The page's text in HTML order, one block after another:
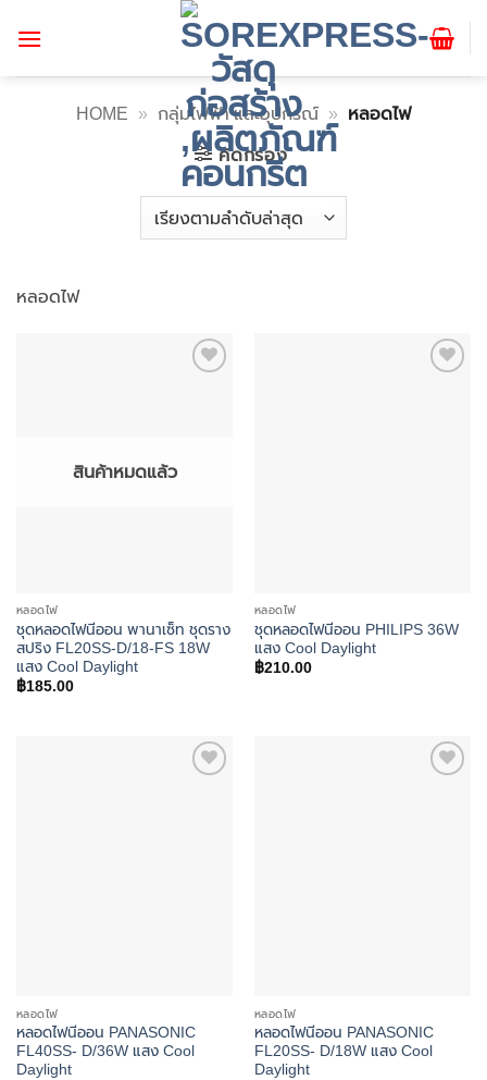
HOME
» กลุ่มไฟฟ้า และอุปกรณ์ » หลอดไฟ
คัดกรอง
หลอดไฟ
สินค้าหมดแล้ว
หลอดไฟ
ชุดหลอดไฟนีออน พานาเซ็ท ชุดราง
สปริง FL20SS-D/18-FS 18W
แสง Cool Daylight
฿185.00
หลอดไฟ
ชุดหลอดไฟนีออน PHILIPS 36W
แสง Cool Daylight
฿210.00
หลอดไฟ
หลอดไฟนีออน PANASONIC
FL40SS- D/36W แสง Cool
Daylight
หลอดไฟ
หลอดไฟนีออน PANASONIC
FL20SS- D/18W แสง Cool
Daylight